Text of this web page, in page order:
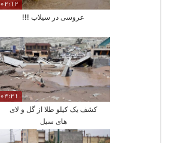
02:12
عروسی در سیلاب !!!
04:21
کشف یک کیلو طلا از گل و لای
های سیل